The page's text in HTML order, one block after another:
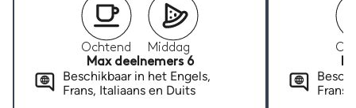
Ochtend
Middag
Max deelnemers 6
Beschikbaar in het Engels,
Frans, Italiaans en Duits
Frans,